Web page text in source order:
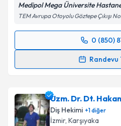
Kişisel verilerimin
'ni okudum ve
kapsamda işlenmesini
Medipol Mega Üniversite
TEM Avrupa Otoyolu Göztepe Çıkışı
0 (850)
Randevu
Randevu Takvimi
için bir takvim
bilgilendireceğiz.
Uzm. Dr. Dt.
Diş Hekimi +1diğer
İzmir, Karşıyaka